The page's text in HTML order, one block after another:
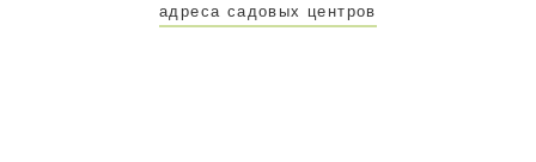
адреса садовых центров